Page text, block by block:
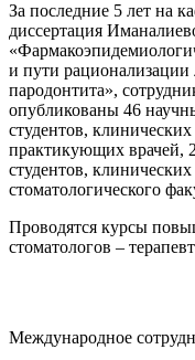
За последние 5 лет на
диссертация
и пути рационализации
пародонтита»,
опубликованы 46
студентов,
практикующих врачей,
студентов,
стоматологического
Проводятся курсы
стоматологов –
Международное